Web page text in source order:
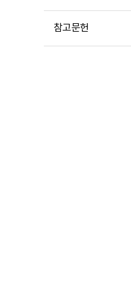
참고문헌